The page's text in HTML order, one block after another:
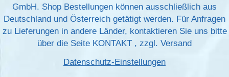
GmbH. Shop Bestellungen können ausschließlich aus
Deutschland und Österreich getätigt werden. Für Anfragen
zu Lieferungen in andere Länder, kontaktieren Sie uns bitte
über die Seite KONTAKT , zzgl. Versand
Datenschutz-Einstellungen